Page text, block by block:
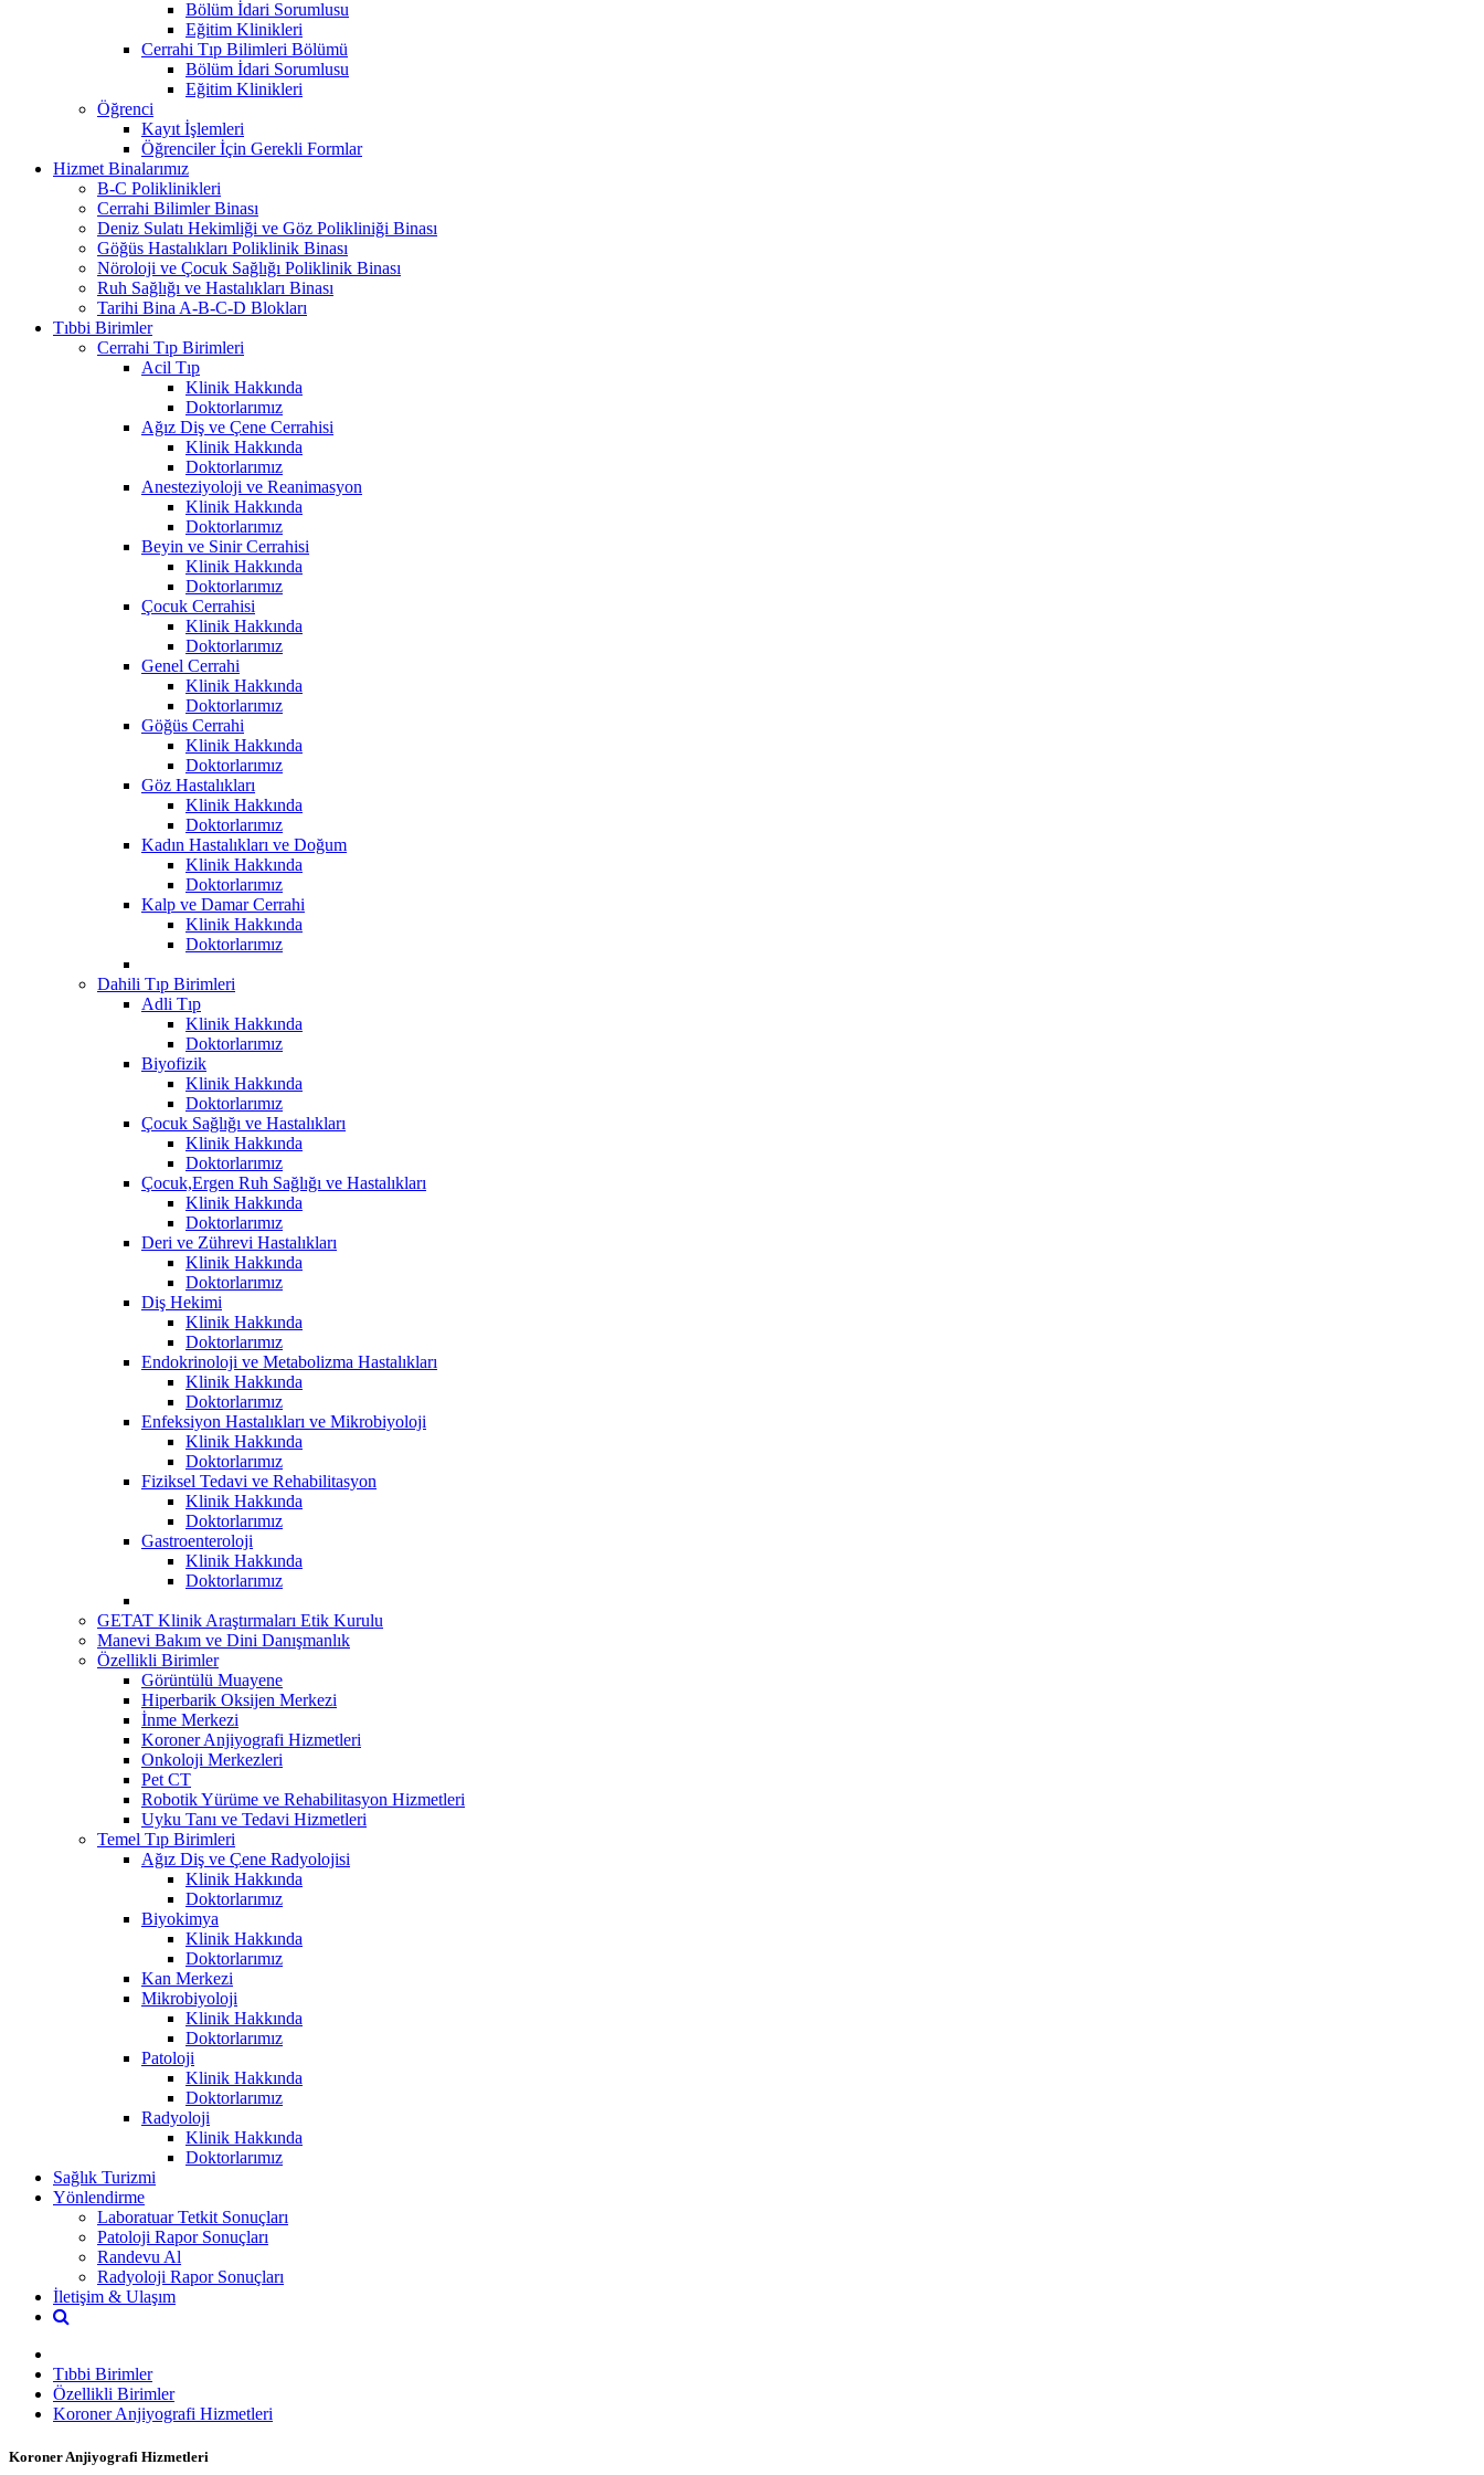
Bölüm İdari Sorumlusu
Eğitim Klinikleri
Cerrahi Tıp Bilimleri Bölümü
Bölüm İdari Sorumlusu
Eğitim Klinikleri
Öğrenci
Kayıt İşlemleri
Öğrenciler İçin Gerekli Formlar
Hizmet Binalarımız
B-C Poliklinikleri
Cerrahi Bilimler Binası
Deniz Sulatı Hekimliği ve Göz Polikliniği Binası
Göğüs Hastalıkları Poliklinik Binası
Nöroloji ve Çocuk Sağlığı Poliklinik Binası
Ruh Sağlığı ve Hastalıkları Binası
Tarihi Bina A-B-C-D Blokları
Tıbbi Birimler
Cerrahi Tıp Birimleri
Acil Tıp
Klinik Hakkında
Doktorlarımız
Ağız Diş ve Çene Cerrahisi
Klinik Hakkında
Doktorlarımız
Anesteziyoloji ve Reanimasyon
Klinik Hakkında
Doktorlarımız
Beyin ve Sinir Cerrahisi
Klinik Hakkında
Doktorlarımız
Çocuk Cerrahisi
Klinik Hakkında
Doktorlarımız
Genel Cerrahi
Klinik Hakkında
Doktorlarımız
Göğüs Cerrahi
Klinik Hakkında
Doktorlarımız
Göz Hastalıkları
Klinik Hakkında
Doktorlarımız
Kadın Hastalıkları ve Doğum
Klinik Hakkında
Doktorlarımız
Kalp ve Damar Cerrahi
Klinik Hakkında
Doktorlarımız
Dahili Tıp Birimleri
Adli Tıp
Klinik Hakkında
Doktorlarımız
Biyofizik
Klinik Hakkında
Doktorlarımız
Çocuk Sağlığı ve Hastalıkları
Klinik Hakkında
Doktorlarımız
Çocuk,Ergen Ruh Sağlığı ve Hastalıkları
Klinik Hakkında
Doktorlarımız
Deri ve Zührevi Hastalıkları
Klinik Hakkında
Doktorlarımız
Diş Hekimi
Klinik Hakkında
Doktorlarımız
Endokrinoloji ve Metabolizma Hastalıkları
Klinik Hakkında
Doktorlarımız
Enfeksiyon Hastalıkları ve Mikrobiyoloji
Klinik Hakkında
Doktorlarımız
Fiziksel Tedavi ve Rehabilitasyon
Klinik Hakkında
Doktorlarımız
Gastroenteroloji
Klinik Hakkında
Doktorlarımız
GETAT Klinik Araştırmaları Etik Kurulu
Manevi Bakım ve Dini Danışmanlık
Özellikli Birimler
Görüntülü Muayene
Hiperbarik Oksijen Merkezi
İnme Merkezi
Koroner Anjiyografi Hizmetleri
Onkoloji Merkezleri
Pet CT
Robotik Yürüme ve Rehabilitasyon Hizmetleri
Uyku Tanı ve Tedavi Hizmetleri
Temel Tıp Birimleri
Ağız Diş ve Çene Radyolojisi
Klinik Hakkında
Doktorlarımız
Biyokimya
Klinik Hakkında
Doktorlarımız
Kan Merkezi
Mikrobiyoloji
Klinik Hakkında
Doktorlarımız
Patoloji
Klinik Hakkında
Doktorlarımız
Radyoloji
Klinik Hakkında
Doktorlarımız
Sağlık Turizmi
Yönlendirme
Laboratuar Tetkit Sonuçları
Patoloji Rapor Sonuçları
Randevu Al
Radyoloji Rapor Sonuçları
İletişim & Ulaşım
Tıbbi Birimler
Özellikli Birimler
Koroner Anjiyografi Hizmetleri
Koroner Anjiyografi Hizmetleri